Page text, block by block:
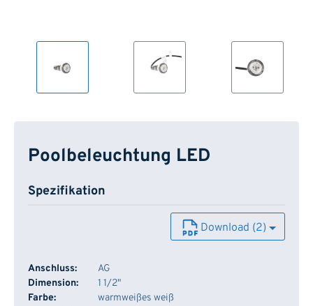
Poolbeleuchtung LED
Spezifikation
Download (2)
Anschluss:
AG
Dimension:
1 1/2"
Farbe:
warmweißes weiß